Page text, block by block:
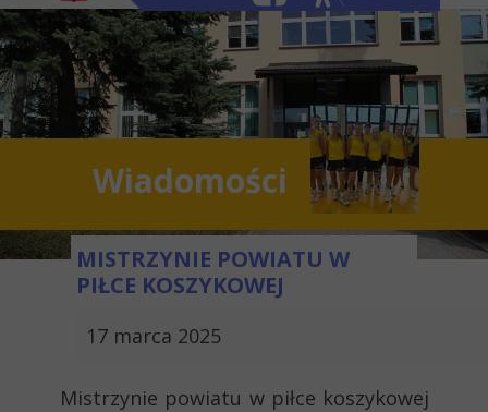
Wiadomości
17 marca 2025
MISTRZYNIE POWIATU W
PIŁCE KOSZYKOWEJ
Mistrzynie powiatu w piłce koszykowej